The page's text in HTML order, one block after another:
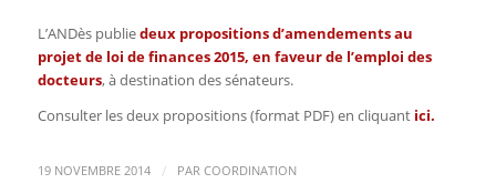
L’ANDès publiedeux propositions d’amendements au
projet de loi de finances 2015, en faveur de l’emploi des
docteurs, à destination des sénateurs.
Consulter les deux propositions (format PDF) en cliquant ici.
19 NOVEMBRE 2014 / PAR COORDINATION